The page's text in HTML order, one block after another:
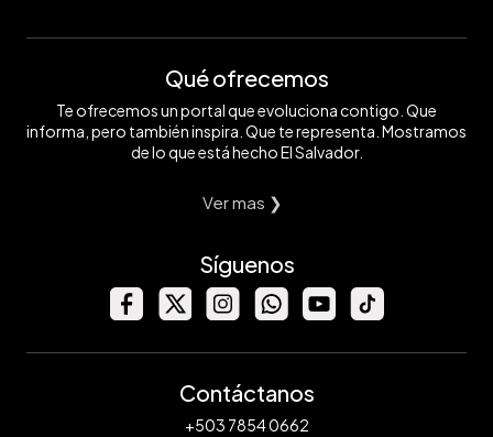
Qué ofrecemos
Te ofrecemos un portal que evoluciona contigo. Que
informa, pero también inspira. Que te representa. Mostramos
de lo que está hecho El Salvador.
Ver mas ❯
Síguenos
Contáctanos
+503 7854 0662